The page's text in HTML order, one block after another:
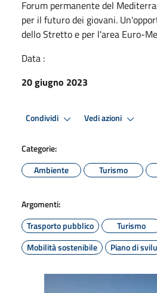
Forum permanente del
per il futuro dei giovani.
dello Stretto e per l'area Euro-
Data :
20 giugno 2023
Condividi Vedi azioni
Categorie:
Ambiente
Turismo
Argomenti:
Trasporto pubblico
Turismo
Mobilità sostenibile
Piano di